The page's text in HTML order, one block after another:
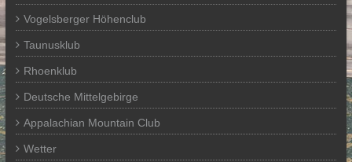
Vogelsberger Höhenclub
Taunusklub
Rhoenklub
Deutsche Mittelgebirge
Appalachian Mountain Club
Wetter